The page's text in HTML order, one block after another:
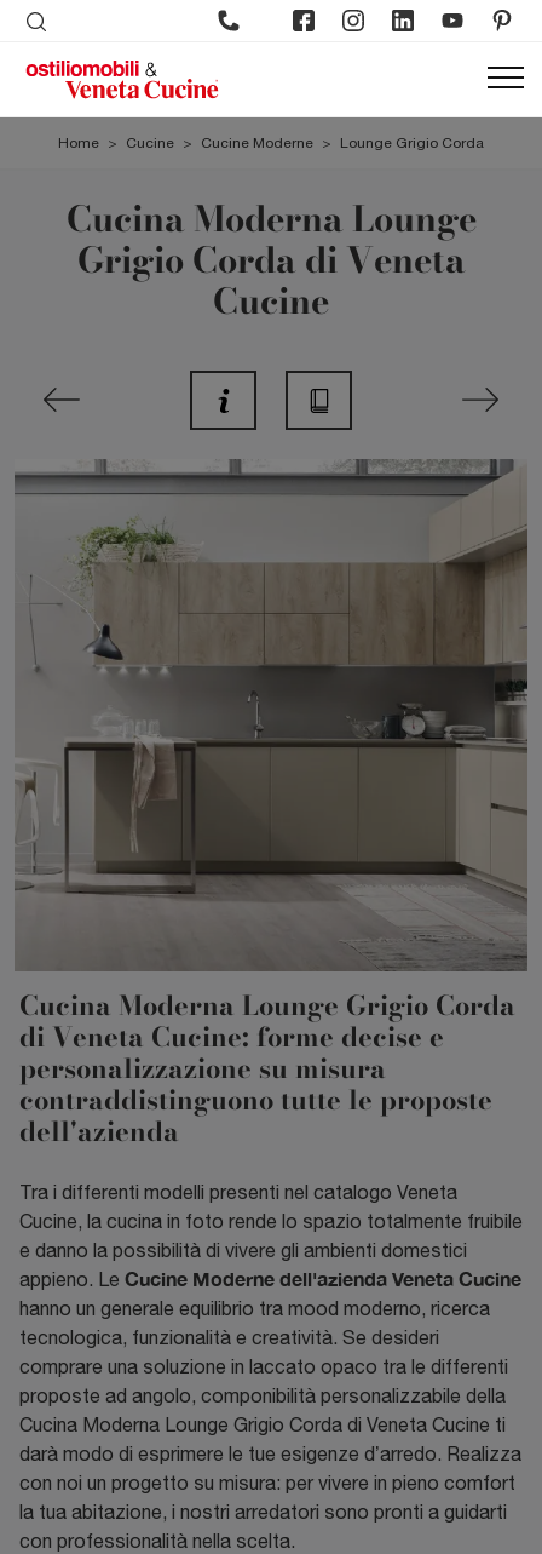
Home > Cucine > Cucine Moderne > Lounge Grigio Corda
Cucina Moderna Lounge
Grigio Corda di Veneta
Cucine
Cucina Moderna Lounge Grigio Corda
di Veneta Cucine: forme decise e
personalizzazione su misura
contraddistinguono tutte le proposte
dell'azienda
Tra i differenti modelli presenti nel catalogo Veneta
Cucine, la cucina in foto rende lo spazio totalmente fruibile
e danno la possibilità di vivere gli ambienti domestici
appieno. Le Cucine Moderne dell'azienda Veneta Cucine
hanno un generale equilibrio tra mood moderno, ricerca
tecnologica, funzionalità e creatività. Se desideri
comprare una soluzione in laccato opaco tra le differenti
proposte ad angolo, componibilità personalizzabile della
Cucina Moderna Lounge Grigio Corda di Veneta Cucine ti
darà modo di esprimere le tue esigenze d’arredo. Realizza
con noi un progetto su misura: per vivere in pieno comfort
la tua abitazione, i nostri arredatori sono pronti a guidarti
con professionalità nella scelta.